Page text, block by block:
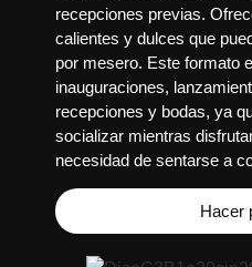
recepciones previas.
calientes y dulces que
por mesero. Este formato
inauguraciones,
recepciones y bodas, ya
socializar mientras
necesidad de sentarse a
Hacer